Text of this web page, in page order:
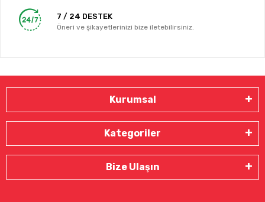
7 / 24 DESTEK
Öneri ve şikayetlerinizi bize iletebilirsiniz.
Kurumsal
Kategoriler
Bize Ulaşın